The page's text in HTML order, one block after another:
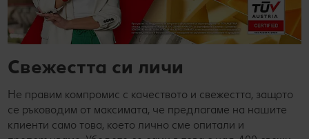
Свежестта си личи
Не правим компромис с качеството и свежестта, защото
се ръководим от максимата, че предлагаме на нашите
клиенти само това, което лично сме опитали и